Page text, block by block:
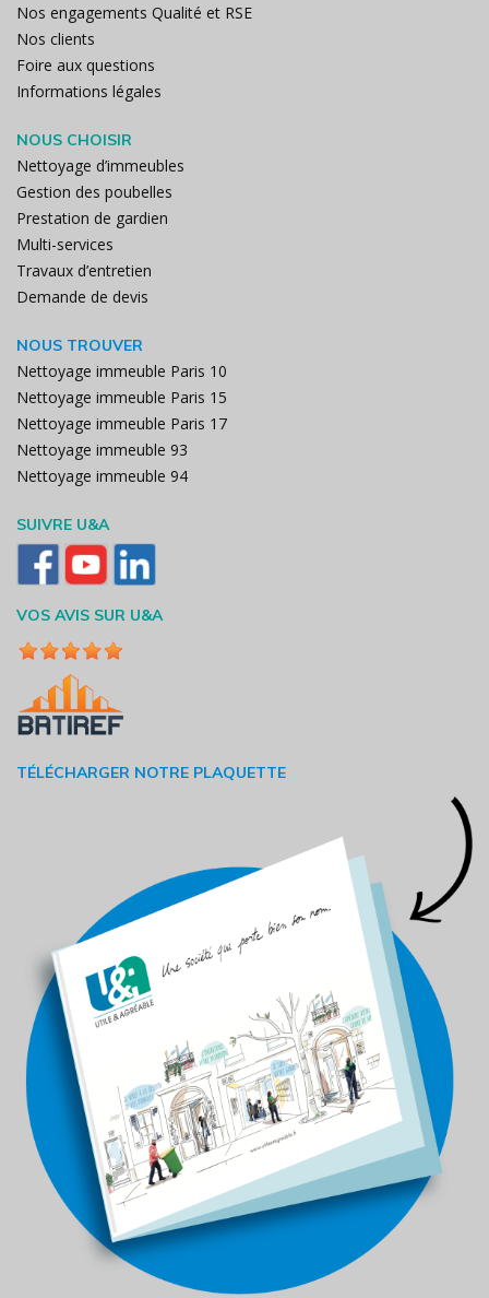
Nos engagements Qualité et RSE
Nos clients
Foire aux questions
Informations légales
NOUS CHOISIR
Nettoyage d’immeubles
Gestion des poubelles
Prestation de gardien
Multi-services
Travaux d’entretien
Demande de devis
NOUS TROUVER
Nettoyage immeuble Paris 10
Nettoyage immeuble Paris 15
Nettoyage immeuble Paris 17
Nettoyage immeuble 93
Nettoyage immeuble 94
SUIVRE U&A
VOS AVIS SUR U&A
TÉLÉCHARGER NOTRE PLAQUETTE